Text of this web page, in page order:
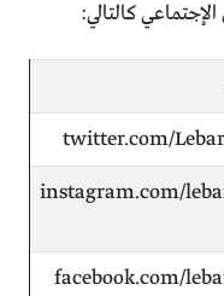
كالتالي:
twitter.com/
instagram.com/
facebook.com/